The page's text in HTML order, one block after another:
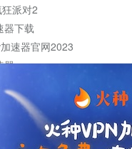
派对2
器下载
速器官网2023
器
器加速
平台
加速服务器